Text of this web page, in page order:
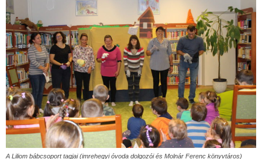
A Liliom bábcsoport tagjai (imrehegyi óvoda dolgozói és Molnár Ferenc könyvtáros)